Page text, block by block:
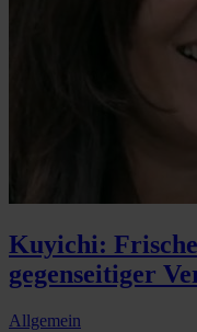
Kuyichi:
gegenseitiger
Allgemein